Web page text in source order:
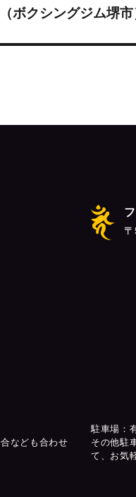
クシングジム堺市
なども合わせ
駐車場：
その他駐
て、お気